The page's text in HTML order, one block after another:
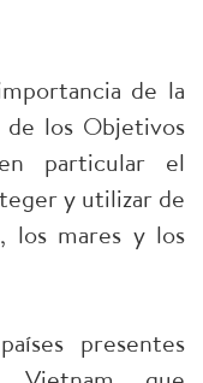
de la
de los Objetivos
particular el
y utilizar de
los mares y los
presentes